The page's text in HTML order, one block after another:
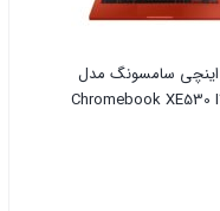
بوک 14 اینچی سامسونگ مدل
Chromebook XE530